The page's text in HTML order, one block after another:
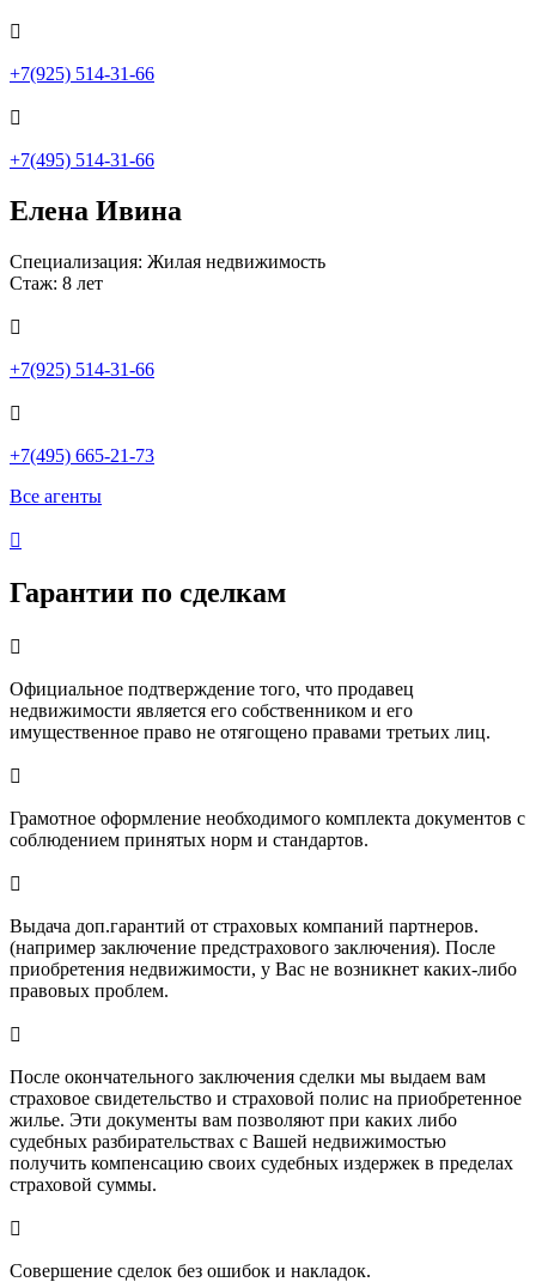

+7(925) 514-31-66

+7(495) 514-31-66
Елена Ивина
Специализация: Жилая недвижимость
Стаж: 8 лет

+7(925) 514-31-66

+7(495) 665-21-73
Все агенты

Гарантии по сделкам

Официальное подтверждение того, что продавец
недвижимости является его собственником и его
имущественное право не отягощено правами третьих лиц.

Грамотное оформление необходимого комплекта документов с
соблюдением принятых норм и стандартов.

Выдача доп.гарантий от страховых компаний партнеров.
(например заключение предстрахового заключения). После
приобретения недвижимости, у Вас не возникнет каких-либо
правовых проблем.

После окончательного заключения сделки мы выдаем вам
страховое свидетельство и страховой полис на приобретенное
жилье. Эти документы вам позволяют при каких либо
судебных разбирательствах с Вашей недвижимостью
получить компенсацию своих судебных издержек в пределах
страховой суммы.

Совершение сделок без ошибок и накладок.